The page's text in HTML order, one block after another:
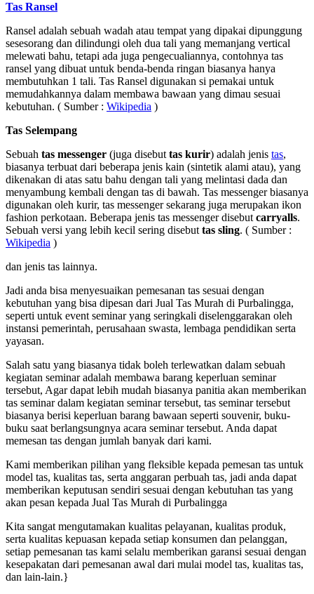
Tas Ransel
Ransel adalah sebuah wadah atau tempat yang dipakai dipunggung
sesesorang dan dilindungi oleh dua tali yang memanjang vertical
melewati bahu, tetapi ada juga pengecualiannya, contohnya tas
ransel yang dibuat untuk benda-benda ringan biasanya hanya
membutuhkan 1 tali. Tas Ransel digunakan si pemakai untuk
memudahkannya dalam membawa bawaan yang dimau sesuai
kebutuhan. ( Sumber : Wikipedia )
Tas Selempang
Sebuah tas messenger (juga disebut tas kurir) adalah jenis tas,
biasanya terbuat dari beberapa jenis kain (sintetik alami atau), yang
dikenakan di atas satu bahu dengan tali yang melintasi dada dan
menyambung kembali dengan tas di bawah. Tas messenger biasanya
digunakan oleh kurir, tas messenger sekarang juga merupakan ikon
fashion perkotaan. Beberapa jenis tas messenger disebut carryalls.
Sebuah versi yang lebih kecil sering disebut tas sling. ( Sumber :
Wikipedia )
dan jenis tas lainnya.
Jadi anda bisa menyesuaikan pemesanan tas sesuai dengan
kebutuhan yang bisa dipesan dari Jual Tas Murah di Purbalingga,
seperti untuk event seminar yang seringkali diselenggarakan oleh
instansi pemerintah, perusahaan swasta, lembaga pendidikan serta
yayasan.
Salah satu yang biasanya tidak boleh terlewatkan dalam sebuah
kegiatan seminar adalah membawa barang keperluan seminar
tersebut, Agar dapat lebih mudah biasanya panitia akan memberikan
tas seminar dalam kegiatan seminar tersebut, tas seminar tersebut
biasanya berisi keperluan barang bawaan seperti souvenir, buku-
buku saat berlangsungnya acara seminar tersebut. Anda dapat
memesan tas dengan jumlah banyak dari kami.
Kami memberikan pilihan yang fleksible kepada pemesan tas untuk
model tas, kualitas tas, serta anggaran perbuah tas, jadi anda dapat
memberikan keputusan sendiri sesuai dengan kebutuhan tas yang
akan pesan kepada Jual Tas Murah di Purbalingga
Kita sangat mengutamakan kualitas pelayanan, kualitas produk,
serta kualitas kepuasan kepada setiap konsumen dan pelanggan,
setiap pemesanan tas kami selalu memberikan garansi sesuai dengan
kesepakatan dari pemesanan awal dari mulai model tas, kualitas tas,
dan lain-lain.}